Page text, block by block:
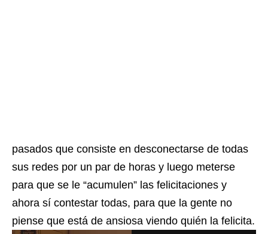
pasados que consiste en desconectarse de todas
sus redes por un par de horas y luego meterse
para que se le “acumulen” las felicitaciones y
ahora sí contestar todas, para que la gente no
piense que está de ansiosa viendo quién la felicita.